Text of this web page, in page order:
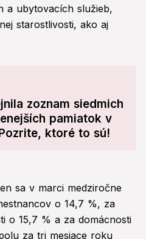
a ubytovacích služieb,
starostlivosti, ako aj
zoznam siedmich
pamiatok v
ktoré to sú!
sa v marci medziročne
o 14,7 %, za
o 15,7 % a za domácnosti
za tri mesiace roku